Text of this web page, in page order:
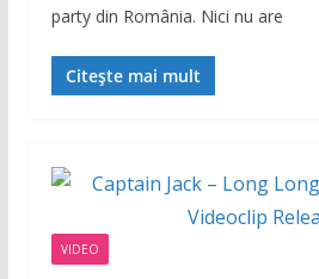
party din România. Nici nu are
Citește mai mult
VIDEO